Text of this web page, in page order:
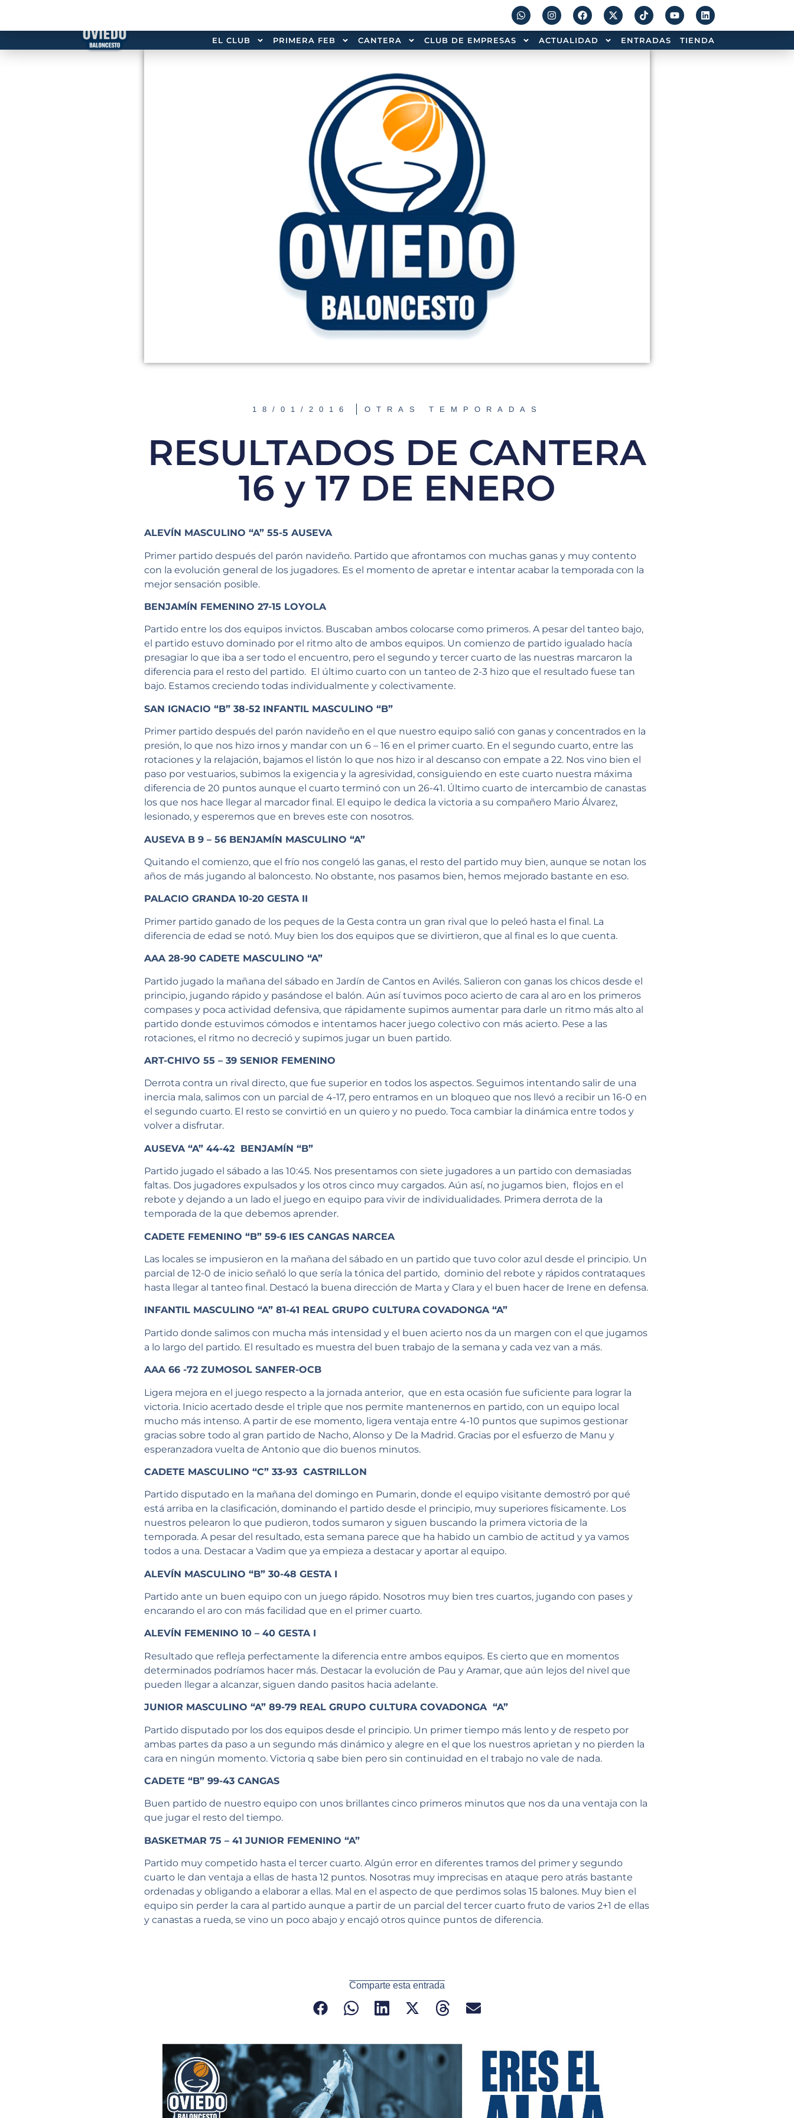
EL CLUB PRIMERA FEB CANTERA CLUB DE EMPRESAS ACTUALIDAD ENTRADAS TIENDA
18/01/2016 OTRAS TEMPORADAS
RESULTADOS DE CANTERA
16 y 17 DE ENERO
ALEVÍN MASCULINO “A” 55-5 AUSEVA
Primer partido después del parón navideño. Partido que afrontamos con muchas ganas y muy contento
con la evolución general de los jugadores. Es el momento de apretar e intentar acabar la temporada con la
mejor sensación posible.
BENJAMÍN FEMENINO 27-15 LOYOLA
Partido entre los dos equipos invictos. Buscaban ambos colocarse como primeros. A pesar del tanteo bajo,
el partido estuvo dominado por el ritmo alto de ambos equipos. Un comienzo de partido igualado hacía
presagiar lo que iba a ser todo el encuentro, pero el segundo y tercer cuarto de las nuestras marcaron la
diferencia para el resto del partido. El último cuarto con un tanteo de 2-3 hizo que el resultado fuese tan
bajo. Estamos creciendo todas individualmente y colectivamente.
SAN IGNACIO “B” 38-52 INFANTIL MASCULINO “B”
Primer partido después del parón navideño en el que nuestro equipo salió con ganas y concentrados en la
presión, lo que nos hizo irnos y mandar con un 6 – 16 en el primer cuarto. En el segundo cuarto, entre las
rotaciones y la relajación, bajamos el listón lo que nos hizo ir al descanso con empate a 22. Nos vino bien el
paso por vestuarios, subimos la exigencia y la agresividad, consiguiendo en este cuarto nuestra máxima
diferencia de 20 puntos aunque el cuarto terminó con un 26-41. Último cuarto de intercambio de canastas
los que nos hace llegar al marcador final. El equipo le dedica la victoria a su compañero Mario Álvarez,
lesionado, y esperemos que en breves este con nosotros.
AUSEVA B 9 – 56 BENJAMÍN MASCULINO “A”
Quitando el comienzo, que el frío nos congeló las ganas, el resto del partido muy bien, aunque se notan los
años de más jugando al baloncesto. No obstante, nos pasamos bien, hemos mejorado bastante en eso.
PALACIO GRANDA 10-20 GESTA II
Primer partido ganado de los peques de la Gesta contra un gran rival que lo peleó hasta el final. La
diferencia de edad se notó. Muy bien los dos equipos que se divirtieron, que al final es lo que cuenta.
AAA 28-90 CADETE MASCULINO “A”
Partido jugado la mañana del sábado en Jardín de Cantos en Avilés. Salieron con ganas los chicos desde el
principio, jugando rápido y pasándose el balón. Aún así tuvimos poco acierto de cara al aro en los primeros
compases y poca actividad defensiva, que rápidamente supimos aumentar para darle un ritmo más alto al
partido donde estuvimos cómodos e intentamos hacer juego colectivo con más acierto. Pese a las
rotaciones, el ritmo no decreció y supimos jugar un buen partido.
ART-CHIVO 55 – 39 SENIOR FEMENINO
Derrota contra un rival directo, que fue superior en todos los aspectos. Seguimos intentando salir de una
inercia mala, salimos con un parcial de 4-17, pero entramos en un bloqueo que nos llevó a recibir un 16-0 en
el segundo cuarto. El resto se convirtió en un quiero y no puedo. Toca cambiar la dinámica entre todos y
volver a disfrutar.
AUSEVA “A” 44-42 BENJAMÍN “B”
Partido jugado el sábado a las 10:45. Nos presentamos con siete jugadores a un partido con demasiadas
faltas. Dos jugadores expulsados y los otros cinco muy cargados. Aún así, no jugamos bien, flojos en el
rebote y dejando a un lado el juego en equipo para vivir de individualidades. Primera derrota de la
temporada de la que debemos aprender.
CADETE FEMENINO “B” 59-6 IES CANGAS NARCEA
Las locales se impusieron en la mañana del sábado en un partido que tuvo color azul desde el principio. Un
parcial de 12-0 de inicio señaló lo que sería la tónica del partido, dominio del rebote y rápidos contrataques
hasta llegar al tanteo final. Destacó la buena dirección de Marta y Clara y el buen hacer de Irene en defensa.
INFANTIL MASCULINO “A” 81-41 REAL GRUPO CULTURA COVADONGA “A”
Partido donde salimos con mucha más intensidad y el buen acierto nos da un margen con el que jugamos
a lo largo del partido. El resultado es muestra del buen trabajo de la semana y cada vez van a más.
AAA 66 -72 ZUMOSOL SANFER-OCB
Ligera mejora en el juego respecto a la jornada anterior, que en esta ocasión fue suficiente para lograr la
victoria. Inicio acertado desde el triple que nos permite mantenernos en partido, con un equipo local
mucho más intenso. A partir de ese momento, ligera ventaja entre 4-10 puntos que supimos gestionar
gracias sobre todo al gran partido de Nacho, Alonso y De la Madrid. Gracias por el esfuerzo de Manu y
esperanzadora vuelta de Antonio que dio buenos minutos.
CADETE MASCULINO “C” 33-93 CASTRILLON
Partido disputado en la mañana del domingo en Pumarin, donde el equipo visitante demostró por qué
está arriba en la clasificación, dominando el partido desde el principio, muy superiores físicamente. Los
nuestros pelearon lo que pudieron, todos sumaron y siguen buscando la primera victoria de la
temporada. A pesar del resultado, esta semana parece que ha habido un cambio de actitud y ya vamos
todos a una. Destacar a Vadim que ya empieza a destacar y aportar al equipo.
ALEVÍN MASCULINO “B” 30-48 GESTA I
Partido ante un buen equipo con un juego rápido. Nosotros muy bien tres cuartos, jugando con pases y
encarando el aro con más facilidad que en el primer cuarto.
ALEVÍN FEMENINO 10 – 40 GESTA I
Resultado que refleja perfectamente la diferencia entre ambos equipos. Es cierto que en momentos
determinados podríamos hacer más. Destacar la evolución de Pau y Aramar, que aún lejos del nivel que
pueden llegar a alcanzar, siguen dando pasitos hacia adelante.
JUNIOR MASCULINO “A” 89-79 REAL GRUPO CULTURA COVADONGA “A”
Partido disputado por los dos equipos desde el principio. Un primer tiempo más lento y de respeto por
ambas partes da paso a un segundo más dinámico y alegre en el que los nuestros aprietan y no pierden la
cara en ningún momento. Victoria q sabe bien pero sin continuidad en el trabajo no vale de nada.
CADETE “B” 99-43 CANGAS
Buen partido de nuestro equipo con unos brillantes cinco primeros minutos que nos da una ventaja con la
que jugar el resto del tiempo.
BASKETMAR 75 – 41 JUNIOR FEMENINO “A”
Partido muy competido hasta el tercer cuarto. Algún error en diferentes tramos del primer y segundo
cuarto le dan ventaja a ellas de hasta 12 puntos. Nosotras muy imprecisas en ataque pero atrás bastante
ordenadas y obligando a elaborar a ellas. Mal en el aspecto de que perdimos solas 15 balones. Muy bien el
equipo sin perder la cara al partido aunque a partir de un parcial del tercer cuarto fruto de varios 2+1 de ellas
y canastas a rueda, se vino un poco abajo y encajó otros quince puntos de diferencia.
Comparte esta entrada